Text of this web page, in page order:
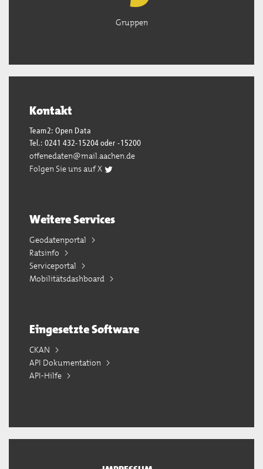
Gruppen
Kontakt
Team2: Open Data
Tel.: 0241 432-15204 oder -15200
offenedaten@mail.aachen.de
Folgen Sie uns auf X
Weitere Services
Geodatenportal
Ratsinfo
Serviceportal
Mobilitätsdashboard
Eingesetzte Software
CKAN
API Dokumentation
API-Hilfe